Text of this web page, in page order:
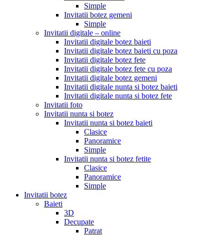
Simple
Invitatii botez gemeni
Simple
Invitatii digitale – online
Invitatii digitale botez baieti
Invitatii digitale botez baieti cu poza
Invitatii digitale botez fete
Invitatii digitale botez fete cu poza
Invitatii digitale botez gemeni
Invitatii digitale nunta si botez baieti
Invitatii digitale nunta si botez fete
Invitatii foto
Invitatii nunta si botez
Invitatii nunta si botez baieti
Clasice
Panoramice
Simple
Invitatii nunta si botez fetite
Clasice
Panoramice
Simple
Invitatii botez
Baieti
3D
Decupate
Patrat